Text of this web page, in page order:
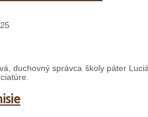
duchovný správca školy páter